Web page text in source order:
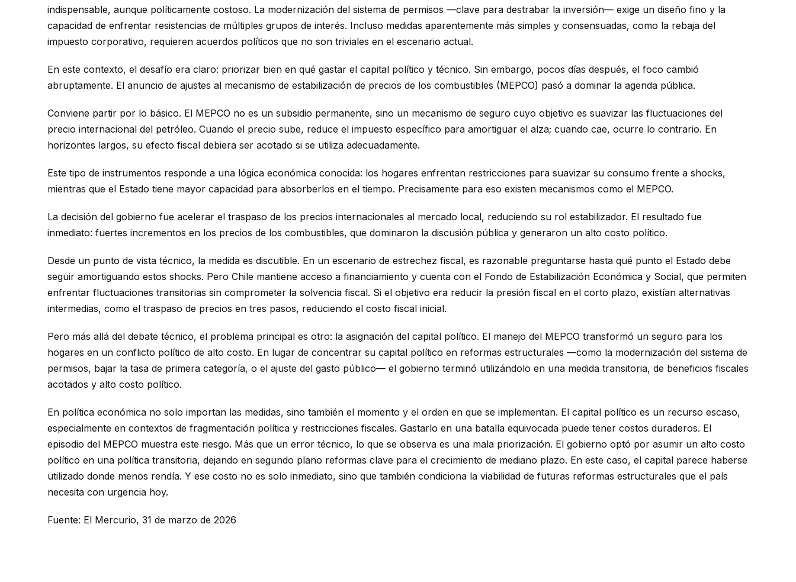
indispensable, aunque políticamente costoso. La modernización del sistema de permisos —clave para destrabar la inversión— exige un diseño fino y la
capacidad de enfrentar resistencias de múltiples grupos de interés. Incluso medidas aparentemente más simples y consensuadas, como la rebaja del
impuesto corporativo, requieren acuerdos políticos que no son triviales en el escenario actual.
En este contexto, el desafío era claro: priorizar bien en qué gastar el capital político y técnico. Sin embargo, pocos días después, el foco cambió
abruptamente. El anuncio de ajustes al mecanismo de estabilización de precios de los combustibles (MEPCO) pasó a dominar la agenda pública.
Conviene partir por lo básico. El MEPCO no es un subsidio permanente, sino un mecanismo de seguro cuyo objetivo es suavizar las fluctuaciones del
precio internacional del petróleo. Cuando el precio sube, reduce el impuesto específico para amortiguar el alza; cuando cae, ocurre lo contrario. En
horizontes largos, su efecto fiscal debiera ser acotado si se utiliza adecuadamente.
Este tipo de instrumentos responde a una lógica económica conocida: los hogares enfrentan restricciones para suavizar su consumo frente a shocks,
mientras que el Estado tiene mayor capacidad para absorberlos en el tiempo. Precisamente para eso existen mecanismos como el MEPCO.
La decisión del gobierno fue acelerar el traspaso de los precios internacionales al mercado local, reduciendo su rol estabilizador. El resultado fue
inmediato: fuertes incrementos en los precios de los combustibles, que dominaron la discusión pública y generaron un alto costo político.
Desde un punto de vista técnico, la medida es discutible. En un escenario de estrechez fiscal, es razonable preguntarse hasta qué punto el Estado debe
seguir amortiguando estos shocks. Pero Chile mantiene acceso a financiamiento y cuenta con el Fondo de Estabilización Económica y Social, que permiten
enfrentar fluctuaciones transitorias sin comprometer la solvencia fiscal. Si el objetivo era reducir la presión fiscal en el corto plazo, existían alternativas
intermedias, como el traspaso de precios en tres pasos, reduciendo el costo fiscal inicial.
Pero más allá del debate técnico, el problema principal es otro: la asignación del capital político. El manejo del MEPCO transformó un seguro para los
hogares en un conflicto político de alto costo. En lugar de concentrar su capital político en reformas estructurales —como la modernización del sistema de
permisos, bajar la tasa de primera categoría, o el ajuste del gasto público— el gobierno terminó utilizándolo en una medida transitoria, de beneficios fiscales
acotados y alto costo político.
En política económica no solo importan las medidas, sino también el momento y el orden en que se implementan. El capital político es un recurso escaso,
especialmente en contextos de fragmentación política y restricciones fiscales. Gastarlo en una batalla equivocada puede tener costos duraderos. El
episodio del MEPCO muestra este riesgo. Más que un error técnico, lo que se observa es una mala priorización. El gobierno optó por asumir un alto costo
político en una política transitoria, dejando en segundo plano reformas clave para el crecimiento de mediano plazo. En este caso, el capital parece haberse
utilizado donde menos rendía. Y ese costo no es solo inmediato, sino que también condiciona la viabilidad de futuras reformas estructurales que el país
necesita con urgencia hoy.
Fuente: El Mercurio, 31 de marzo de 2026